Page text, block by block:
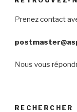
Prenez contact
Nous vous
RECHERCHER